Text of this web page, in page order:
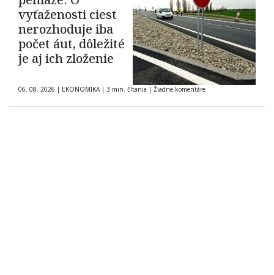
vyťaženosti ciest
nerozhoduje iba
počet áut, dôležité
je aj ich zloženie
06. 08. 2026 | EKONOMIKA | 3 min. čítania | Žiadne komentáre